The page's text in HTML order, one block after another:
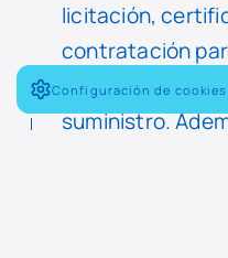
licitación,
contratación
integración en
suministro.
Configuración de cookies